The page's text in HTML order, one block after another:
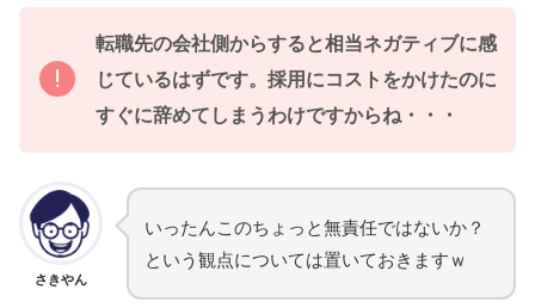
転職先の会社側からすると相当ネガティブに感
じているはずです。採用にコストをかけたのに
すぐに辞めてしまうわけですからね・・・
さきやん
いったんこのちょっと無責任ではないか？
という観点については置いておきますｗ